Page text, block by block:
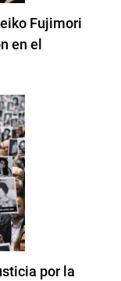
Fujimori
en el
por la